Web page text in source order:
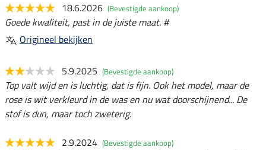
18.6.2026 (Bevestigde aankoop)
Goede kwaliteit, past in de juiste maat. #
Origineel bekijken
5.9.2025 (Bevestigde aankoop)
Top valt wijd en is luchtig, dat is fijn. Ook het model, maar de
rose is wit verkleurd in de was en nu wat doorschijnend... De
stof is dun, maar toch zweterig.
2.9.2024 (Bevestigde aankoop)